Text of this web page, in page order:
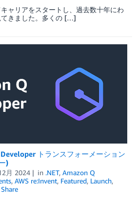
ャリアをスタートし、過去数十年にわ
てきました。多くの […]
トランスフォーメーション
)
月 2024 in .NET, Amazon Q
, AWS re:Invent, Featured, Launch,
Share